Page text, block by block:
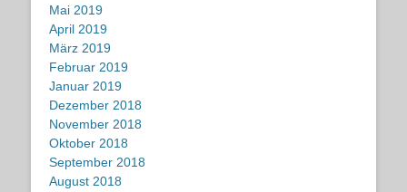
Mai 2019
April 2019
März 2019
Februar 2019
Januar 2019
Dezember 2018
November 2018
Oktober 2018
September 2018
August 2018